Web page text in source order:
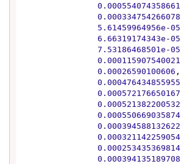
0.000554074358661
0.000334754266078
5.61459964956e-05
6.66319174343e-05
7.53186468501e-05
0.000115907540021
0.00026590100606 ,
0.000476434855955
0.000572176650167
0.000521382200532
0.000550669035874
0.000394588132622
0.000321142259054
0.000253435369814
0.000394135189708